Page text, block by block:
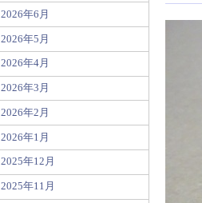
2026年6月
2026年5月
2026年4月
2026年3月
2026年2月
2026年1月
2025年12月
2025年11月